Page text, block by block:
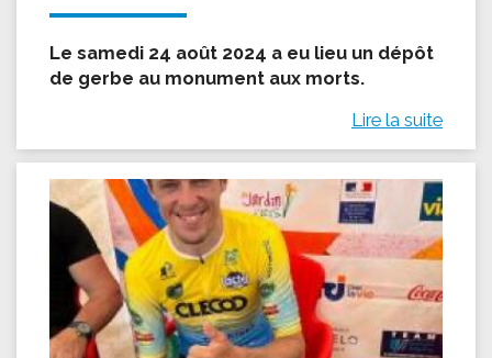
Le samedi 24 août 2024 a eu lieu un dépôt
de gerbe au monument aux morts.
Lire la suite